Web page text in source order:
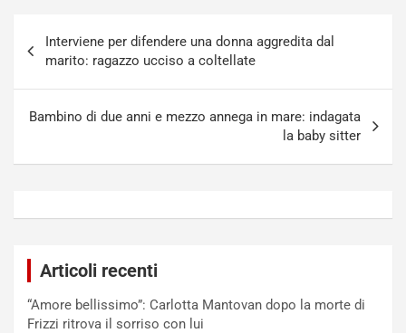
articoli
Interviene per difendere una donna aggredita dal
marito: ragazzo ucciso a coltellate
Bambino di due anni e mezzo annega in mare: indagata
la baby sitter
Articoli recenti
“Amore bellissimo”: Carlotta Mantovan dopo la morte di
Frizzi ritrova il sorriso con lui